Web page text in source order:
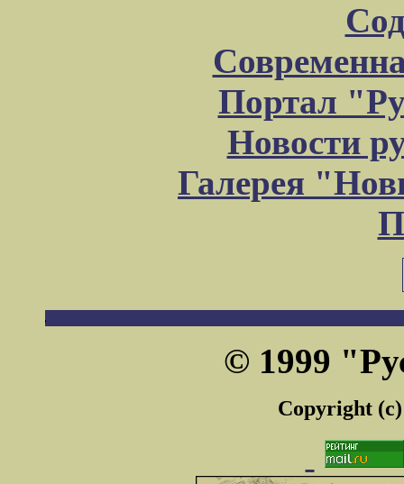
Портал
Новости
Галерея
© 1999
Copyright